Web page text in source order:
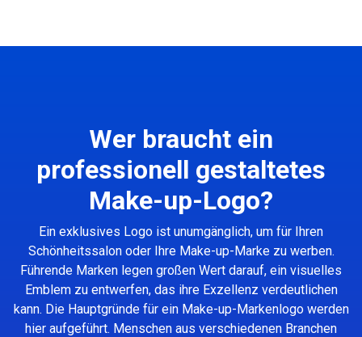
Wer braucht ein
professionell gestaltetes
Make-up-Logo?
Ein exklusives Logo ist unumgänglich, um für Ihren
Schönheitssalon oder Ihre Make-up-Marke zu werben.
Führende Marken legen großen Wert darauf, ein visuelles
Emblem zu entwerfen, das ihre Exzellenz verdeutlichen
kann. Die Hauptgründe für ein Make-up-Markenlogo werden
hier aufgeführt. Menschen aus verschiedenen Branchen